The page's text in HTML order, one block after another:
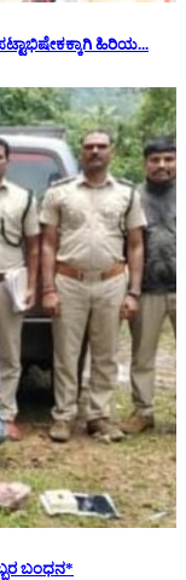
ಹಿರಿಯ...
ಬಂಧನ*